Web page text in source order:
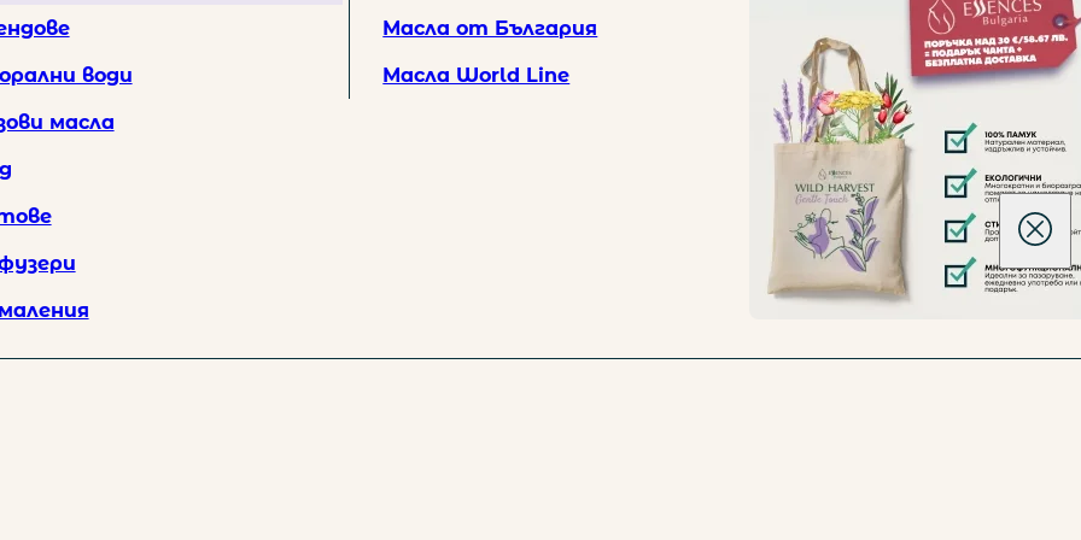
чанта и безплатна доставка за поръчки над 30 EUR / 58.67 лв.
води
масла
Масла от България
Масла World Line